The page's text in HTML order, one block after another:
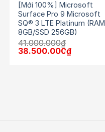
[Mới 100%] Microsoft
Surface Pro 9 Microsoft
SQ® 3 LTE Platinum (RAM
8GB/SSD 256GB)
41.000.000₫
Giá
38.500.000₫Giá